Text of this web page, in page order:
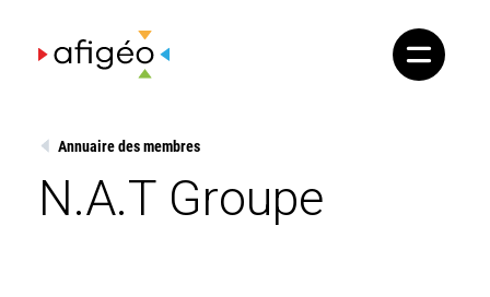
content
Annuaire des membres
N.A.T Groupe